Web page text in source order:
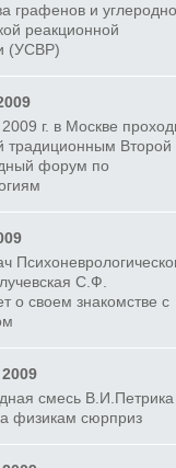
графенов и
реакционной
(УСВР)
г. в Москве
традиционным Второй
форум по
С.Ф.
о своем знакомстве с
смесь В.И.Петрика
физикам сюрприз